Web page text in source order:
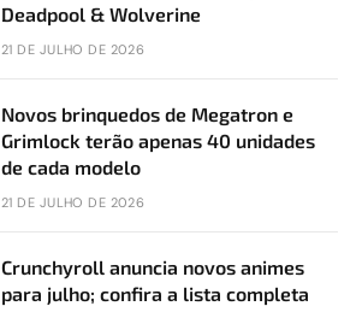
Deadpool & Wolverine
21 DE JULHO DE 2026
Novos brinquedos de Megatron e
Grimlock terão apenas 40 unidades
de cada modelo
21 DE JULHO DE 2026
Crunchyroll anuncia novos animes
para julho; confira a lista completa